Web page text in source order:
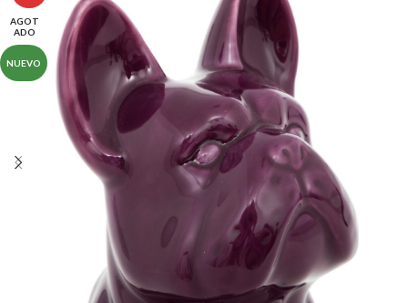
AGOT
ADO
NUEVO